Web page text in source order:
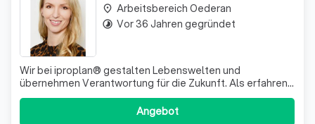
Wir bei iproplan® gestalten Lebenswelten und
übernehmen Verantwortung für die Zukunft. Als erfahrene
Ingenieure und Architekten realisieren wir seit fast 75
Jahren anspruchsvolle Bauprojekte, sowohl national als
auch international. Unser Ansatz vereint gewachsenes
Angebot
place Arbeitsbereich Oederan
timelapse Vor 36 Jahren gegründet